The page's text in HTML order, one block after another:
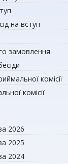
на вступ
замовлення
комісії
комісії
2026
2025
2024